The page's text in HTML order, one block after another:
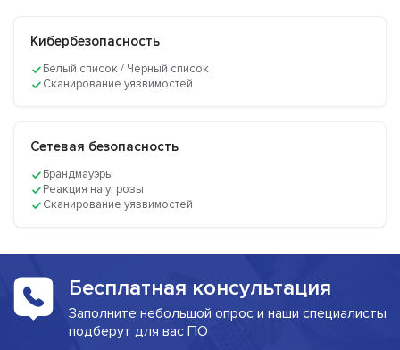
Кибербезопасность
Белый список / Черный список
Сканирование уязвимостей
Сетевая безопасность
Брандмауэры
Реакция на угрозы
Сканирование уязвимостей
Бесплатная консультация
Заполните небольшой опрос и наши специалисты
подберут для вас ПО